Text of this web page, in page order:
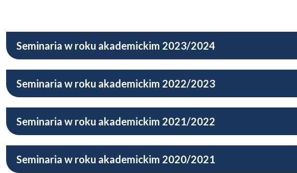
Seminaria w roku akademickim 2023/2024
Seminaria w roku akademickim 2022/2023
Seminaria w roku akademickim 2021/2022
Seminaria w roku akademickim 2020/2021